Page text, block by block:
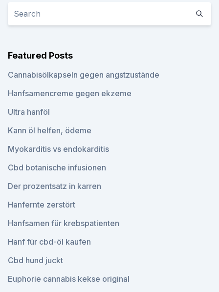
Featured Posts
Cannabisölkapseln gegen angstzustände
Hanfsamencreme gegen ekzeme
Ultra hanföl
Kann öl helfen, ödeme
Myokarditis vs endokarditis
Cbd botanische infusionen
Der prozentsatz in karren
Hanfernte zerstört
Hanfsamen für krebspatienten
Hanf für cbd-öl kaufen
Cbd hund juckt
Euphorie cannabis kekse original